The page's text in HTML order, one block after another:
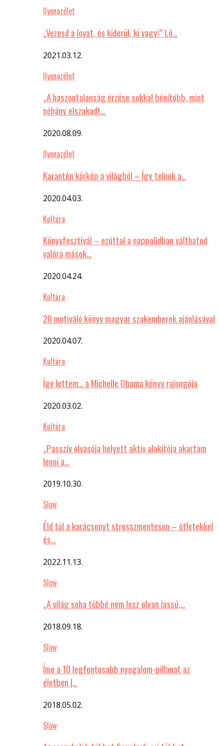
Ilyenazélet
„Vezesd a lovat, és kiderül, ki vagy!” Ló…
2021.03.12.
Ilyenazélet
„A haszontalanság érzése sokkal bénítóbb, mint
néhány elszakadt…
2020.08.09.
Ilyenazélet
Karantén körkép a világból – Így telnek a…
2020.04.03.
Kultúra
Könyvfesztivál – ezúttal a nappalidban válthatod
valóra mások…
2020.04.24.
Kultúra
20 motiváló könyv magyar szakemberek ajánlásával
2020.04.07.
Kultúra
Így lettem… a Michelle Obama könyv rajongója
2020.03.02.
Kultúra
„Passzív olvasója helyett aktív alakítója akartam
lenni a…
2019.10.30.
Slow
Éld túl a karácsonyt stresszmentesen – ötletekkel
és…
2022.11.13.
Slow
„A világ soha többé nem lesz olyan lassú,…
2018.09.18.
Slow
Íme a 10 legfontosabb nyugalom-pillanat az
életben |…
2018.05.02.
Slow